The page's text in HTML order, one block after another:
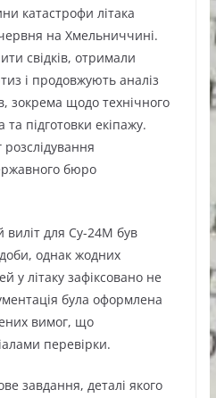
катастрофи літака
на Хмельниччині.
свідків, отримали
і продовжують аналіз
зокрема щодо технічного
та підготовки екіпажу.
бюро
виліт для Су-24М був
однак жодних
у літаку зафіксовано не
була оформлена
вимог, що
перевірки.
завдання, деталі якого